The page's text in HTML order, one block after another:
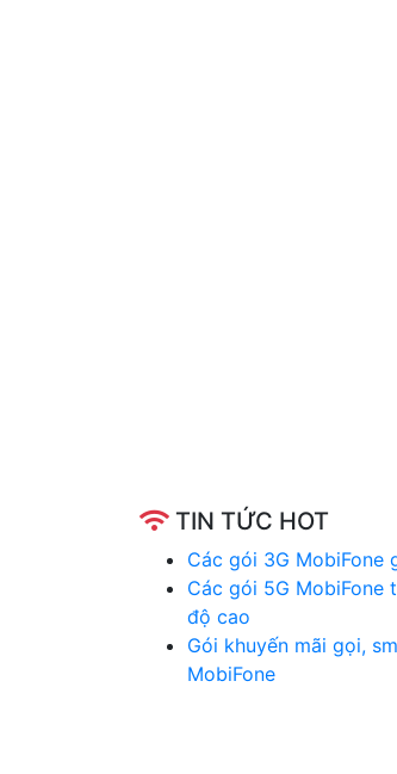
TIN TỨC HOT
Các gói 3G MobiFone
Các gói 5G MobiFone
độ cao
Gói khuyến mãi gọi,
MobiFone